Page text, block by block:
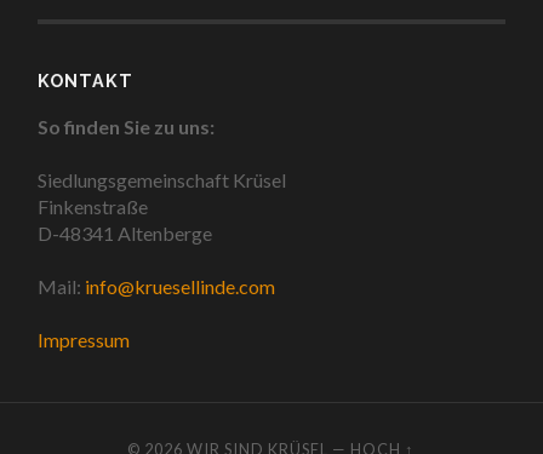
KONTAKT
So finden Sie zu uns:
Siedlungsgemeinschaft Krüsel
Finkenstraße
D-48341 Altenberge
Mail: info@kruesellinde.com
Impressum
© 2026WIR SIND KRÜSEL — HOCH ↑